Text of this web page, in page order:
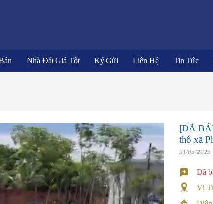
Nhà Đất Giá Tốt Ký Gửi Liên Hệ Tin Tức
[ĐÃ
thổ xã
31/05/2025
Đã
Vị